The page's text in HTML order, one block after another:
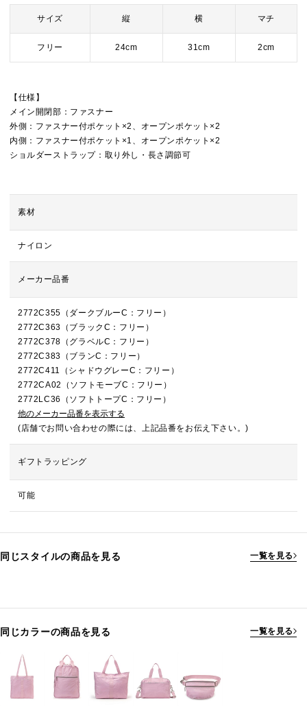
サイズ 縦 横 マチ
フリー 24cm 31cm 2cm
【仕様】
メイン開閉部：ファスナー
外側：ファスナー付ポケット×2、オープンポケット×2
内側：ファスナー付ポケット×1、オープンポケット×2
ショルダーストラップ：取り外し・長さ調節可
素材
ナイロン
メーカー品番
2772C355（ダークブルーC：フリー）
2772C363（ブラックC：フリー）
2772C378（グラベルC：フリー）
2772C383（ブランC：フリー）
2772C411（シャドウグレーC：フリー）
2772CA02（ソフトモーブC：フリー）
2772LC36（ソフトトープC：フリー）
他のメーカー品番を表示する
(店舗でお問い合わせの際には、上記品番をお伝え下さい。)
ギフトラッピング
可能
同じスタイルの商品を見る 一覧を見る
同じカラーの商品を見る 一覧を見る